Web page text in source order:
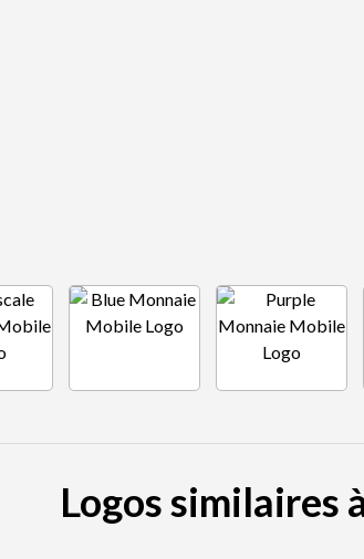
Logos similaires